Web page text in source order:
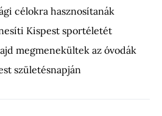
célokra hasznosítanák
Kispest sportéletét
megmenekültek az óvodák
születésnapján